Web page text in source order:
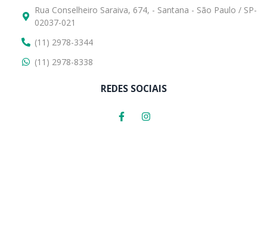
Rua Conselheiro Saraiva, 674, - Santana - São Paulo / SP-
02037-021
(11) 2978-3344
(11) 2978-8338
REDES SOCIAIS